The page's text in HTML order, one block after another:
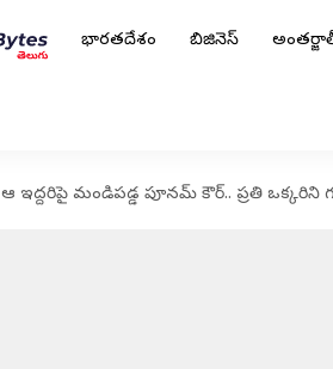
భారతదేశం బిజినెస్
ఆ ఇద్దరిపై మండిపడ్డ పూనమ్ కౌర్.. ప్రతి ఒక్కరిని